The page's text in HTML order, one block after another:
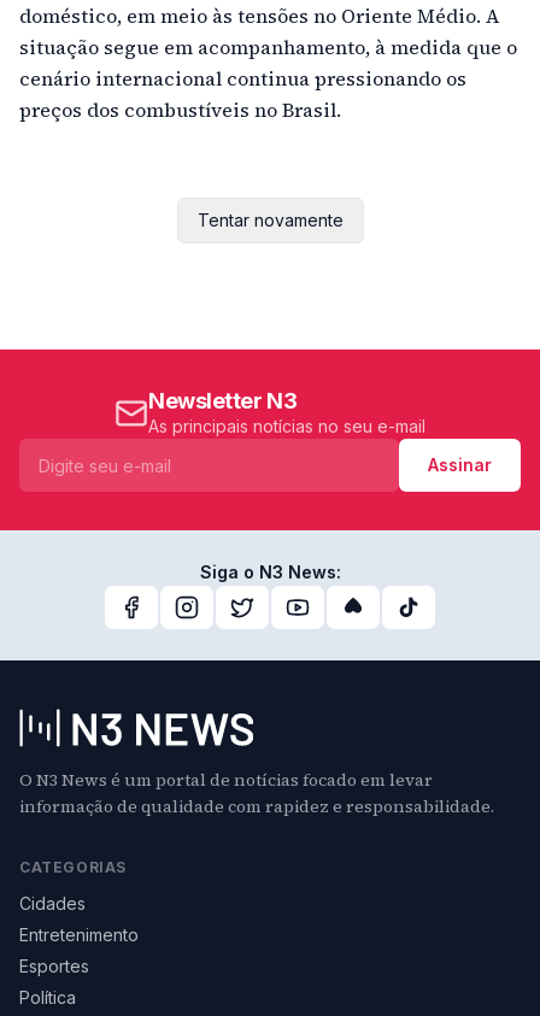
doméstico, em meio às tensões no Oriente Médio. A
situação segue em acompanhamento, à medida que o
cenário internacional continua pressionando os
preços dos combustíveis no Brasil.
Tentar novamente
Newsletter N3
As principais notícias no seu e-mail
Assinar
Siga o N3 News:
O N3 News é um portal de notícias focado em levar
informação de qualidade com rapidez e responsabilidade.
CATEGORIAS
Cidades
Entretenimento
Esportes
Política